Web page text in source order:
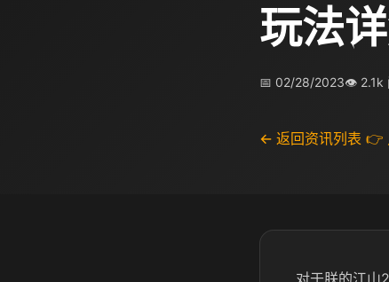
玩法
📅 02/28/2023👁 2.1k
← 返回资讯列表 👉
对于朕的江山